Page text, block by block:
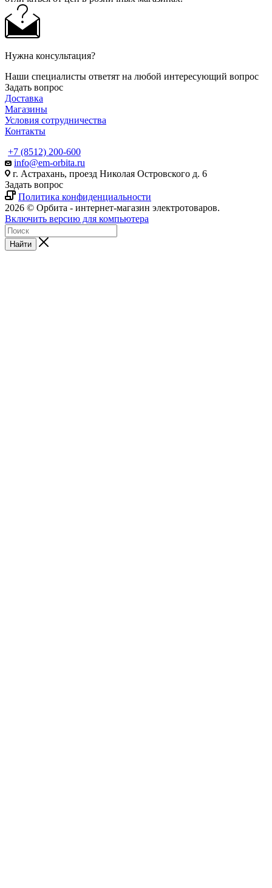
Нужна консультация?
Наши специалисты ответят на любой интересующий вопрос
Задать вопрос
Доставка
Магазины
Условия сотрудничества
Контакты
+7 (8512) 200-600
info@em-orbita.ru
г. Астрахань, проезд Николая Островского д. 6
Задать вопрос
Политика конфиденциальности
2026 © Орбита - интернет-магазин электротоваров.
Включить версию для компьютера
Найти